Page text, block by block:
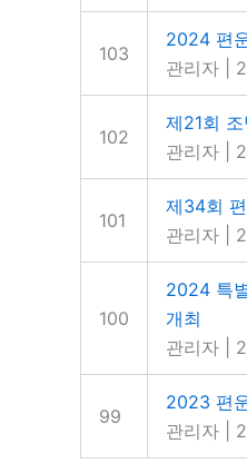
103
2024 편
관리자
102
제21회
관리자
101
제34회
관리자
100
2024 특
개최
관리자
99
2023 편
관리자